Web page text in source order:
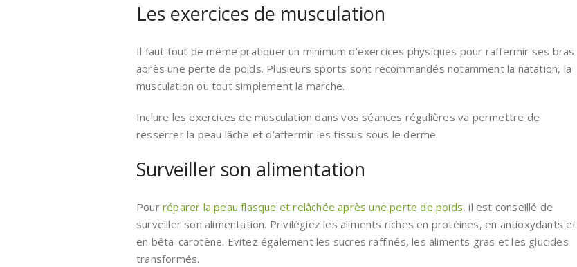
Les exercices de musculation
Il faut tout de même pratiquer un minimum d’exercices physiques pour raffermir ses bras
après une perte de poids. Plusieurs sports sont recommandés notamment la natation, la
musculation ou tout simplement la marche.
Inclure les exercices de musculation dans vos séances régulières va permettre de
resserrer la peau lâche et d’affermir les tissus sous le derme.
Surveiller son alimentation
Pour réparer la peau flasque et relâchée après une perte de poids, il est conseillé de
surveiller son alimentation. Privilégiez les aliments riches en protéines, en antioxydants et
en bêta-carotène. Evitez également les sucres raffinés, les aliments gras et les glucides
transformés.